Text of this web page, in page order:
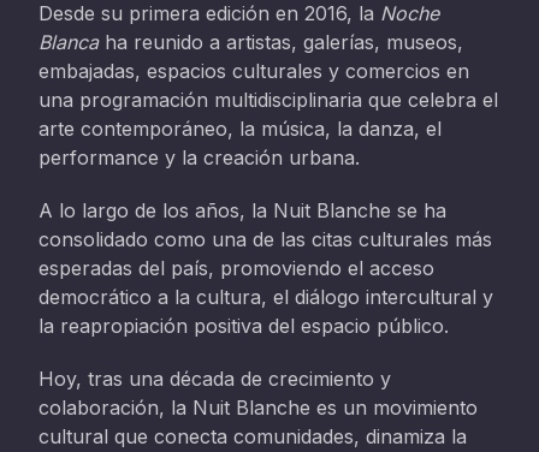
Desde su primera edición en 2016, la Noche
Blancaha reunido a artistas, galerías, museos,
embajadas, espacios culturales y comercios en
una programación multidisciplinaria que celebra el
arte contemporáneo, la música, la danza, el
performance y la creación urbana.
A lo largo de los años, la Nuit Blanche se ha
consolidado como una de las citas culturales más
esperadas del país, promoviendo el acceso
democrático a la cultura, el diálogo intercultural y
la reapropiación positiva del espacio público.
Hoy, tras una década de crecimiento y
colaboración, la Nuit Blanche es un movimiento
cultural que conecta comunidades, dinamiza la